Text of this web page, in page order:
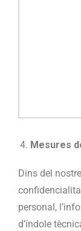
Mesures
Dins del
personal,
d’índole